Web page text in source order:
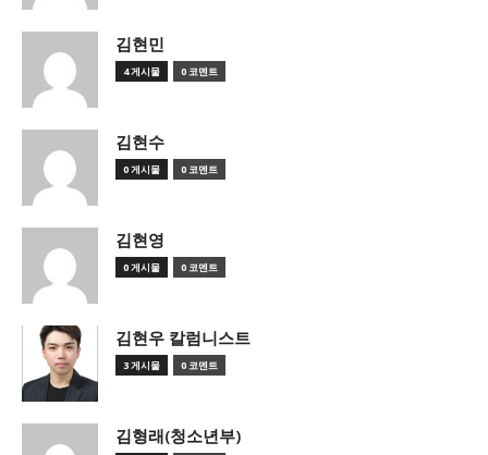
김현민
4 게시물 0 코멘트
김현수
0 게시물 0 코멘트
김현영
0 게시물 0 코멘트
김현우 칼럼니스트
3 게시물 0 코멘트
김형래(청소년부)